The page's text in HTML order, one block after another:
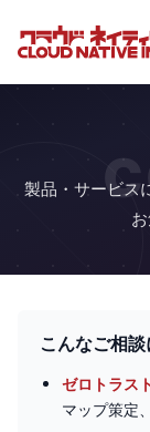
製品・サービス
こんなご相
ゼロトラス
マップ策定